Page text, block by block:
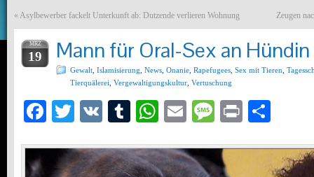
« Asylbewerber fackelt Unterkunft ab: Dutzende verlieren Wohnung Zeugen
MRZ
19 Mann für Oral-Sex an
Gewalt Islamisierung News Onanie Rapefugees Sex mit Tieren
Tierquälerei Vergewaltigungskultur Vertuschung
Facebook
Twitter
VK Tumblr
WhatsApp
EmailMessage
Print